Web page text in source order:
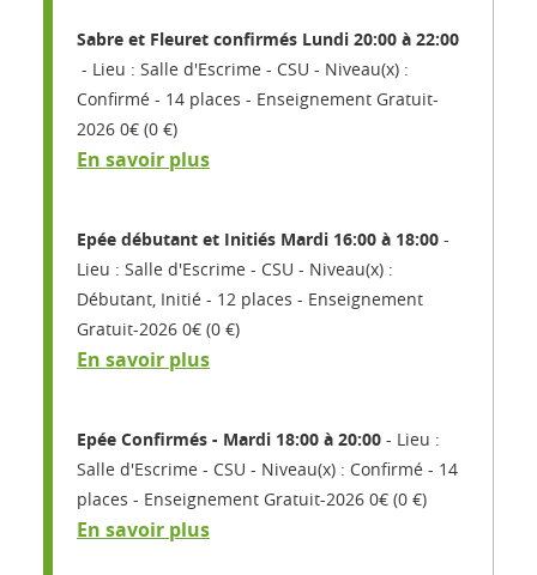
Sabre et Fleuret confirmés Lundi 20:00 à 22:00
Lieu : Salle d'Escrime - CSU
Niveau(x) :
Confirmé
14 places
Enseignement Gratuit-
2026 0€ (0 €)
En savoir plus
Epée débutant et Initiés Mardi 16:00 à 18:00
Lieu : Salle d'Escrime - CSU
Niveau(x) :
Débutant, Initié
12 places
Enseignement
Gratuit-2026 0€ (0 €)
En savoir plus
Epée Confirmés - Mardi 18:00 à 20:00
Lieu :
Salle d'Escrime - CSU
Niveau(x) : Confirmé
14
places
Enseignement Gratuit-2026 0€ (0 €)
En savoir plus